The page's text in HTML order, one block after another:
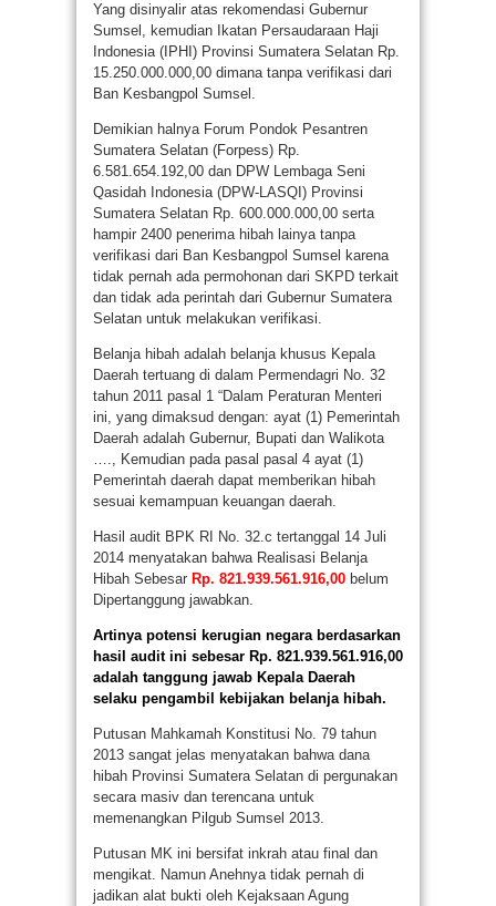
Yang disinyalir atas rekomendasi Gubernur
Sumsel, kemudian Ikatan Persaudaraan Haji
Indonesia (IPHI) Provinsi Sumatera Selatan Rp.
15.250.000.000,00 dimana tanpa verifikasi dari
Ban Kesbangpol Sumsel.
Demikian halnya Forum Pondok Pesantren
Sumatera Selatan (Forpess) Rp.
6.581.654.192,00 dan DPW Lembaga Seni
Qasidah Indonesia (DPW-LASQI) Provinsi
Sumatera Selatan Rp. 600.000.000,00 serta
hampir 2400 penerima hibah lainya tanpa
verifikasi dari Ban Kesbangpol Sumsel karena
tidak pernah ada permohonan dari SKPD terkait
dan tidak ada perintah dari Gubernur Sumatera
Selatan untuk melakukan verifikasi.
Belanja hibah adalah belanja khusus Kepala
Daerah tertuang di dalam Permendagri No. 32
tahun 2011 pasal 1 “Dalam Peraturan Menteri
ini, yang dimaksud dengan: ayat (1) Pemerintah
Daerah adalah Gubernur, Bupati dan Walikota
…., Kemudian pada pasal pasal 4 ayat (1)
Pemerintah daerah dapat memberikan hibah
sesuai kemampuan keuangan daerah.
Hasil audit BPK RI No. 32.c tertanggal 14 Juli
2014 menyatakan bahwa Realisasi Belanja
Hibah Sebesar Rp. 821.939.561.916,00 belum
Dipertanggung jawabkan.
Artinya potensi kerugian negara berdasarkan
hasil audit ini sebesar Rp. 821.939.561.916,00
adalah tanggung jawab Kepala Daerah
selaku pengambil kebijakan belanja hibah.
Putusan Mahkamah Konstitusi No. 79 tahun
2013 sangat jelas menyatakan bahwa dana
hibah Provinsi Sumatera Selatan di pergunakan
secara masiv dan terencana untuk
memenangkan Pilgub Sumsel 2013.
Putusan MK ini bersifat inkrah atau final dan
mengikat. Namun Anehnya tidak pernah di
jadikan alat bukti oleh Kejaksaan Agung